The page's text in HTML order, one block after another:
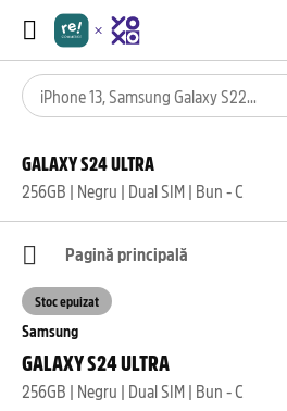
GALAXY S24 ULTRA
256GB | Negru | Dual SIM | Bun - C
Pagină principală
Samsung
GALAXY S24 ULTRA
256GB | Negru | Dual SIM | Bun - C
Stoc epuizat